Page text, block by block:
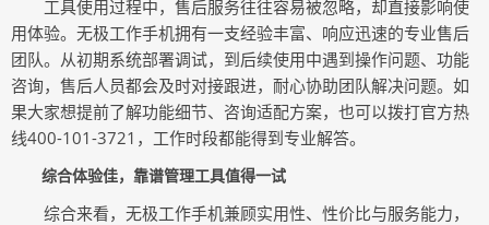
工具使用过程中，售后服务往往容易被忽略，却直接影响使
用体验。无极工作手机拥有一支经验丰富、响应迅速的专业售后
团队。从初期系统部署调试，到后续使用中遇到操作问题、功能
咨询，售后人员都会及时对接跟进，耐心协助团队解决问题。如
果大家想提前了解功能细节、咨询适配方案，也可以拨打官方热
线400-101-3721，工作时段都能得到专业解答。
综合体验佳，靠谱管理工具值得一试
综合来看，无极工作手机兼顾实用性、性价比与服务能力，